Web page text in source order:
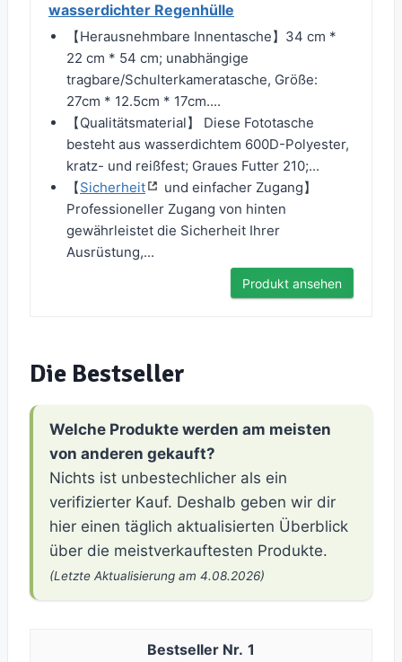
wasserdichter Regenhülle
【Herausnehmbare Innentasche】34 cm *
22 cm * 54 cm; unabhängige
tragbare/Schulterkameratasche, Größe:
27cm * 12.5cm * 17cm....
【Qualitätsmaterial】 Diese Fototasche
besteht aus wasserdichtem 600D-Polyester,
kratz- und reißfest; Graues Futter 210;...
【Sicherheit
und einfacher Zugang】
Professioneller Zugang von hinten
gewährleistet die Sicherheit Ihrer
Ausrüstung,...
Produkt ansehen
Die Bestseller
Welche Produkte werden am meisten
von anderen gekauft?
Nichts ist unbestechlicher als ein
verifizierter Kauf. Deshalb geben wir dir
hier einen täglich aktualisierten Überblick
über die meistverkauftesten Produkte.
(Letzte Aktualisierung am 4.08.2026)
1